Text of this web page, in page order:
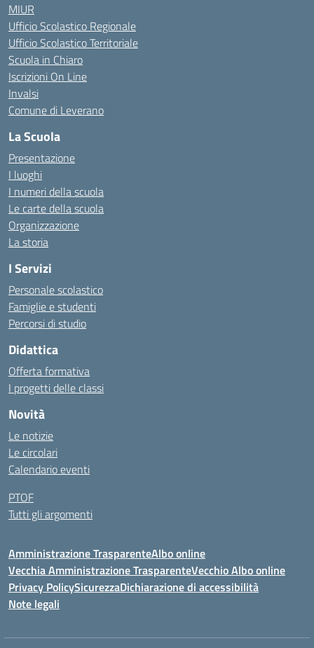
MIUR
Ufficio Scolastico Regionale
Ufficio Scolastico Territoriale
Scuola in Chiaro
Iscrizioni On Line
Invalsi
Comune di Leverano
La Scuola
Presentazione
I luoghi
I numeri della scuola
Le carte della scuola
Organizzazione
La storia
I Servizi
Personale scolastico
Famiglie e studenti
Percorsi di studio
Didattica
Offerta formativa
I progetti delle classi
Novità
Le notizie
Le circolari
Calendario eventi
PTOF
Tutti gli argomenti
Amministrazione TrasparenteAlbo online
Vecchia Amministrazione TrasparenteVecchio Albo online
Privacy PolicySicurezzaDichiarazione di accessibilità
Note legali